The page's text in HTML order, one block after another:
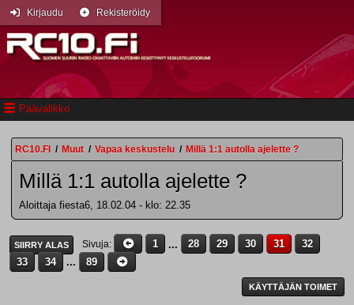
Päävalikko
Kirjaudu Rekisteröidy
RC10.FI / Muut / Vapaa keskustelu / Millä 1:1 autolla ajelette ?
Millä 1:1 autolla ajelette ?
Aloittaja fiesta6, 18.02.04 - klo: 22.35
SIIRRY ALAS Sivuja 1 ... 28 29 30 31
32
33
34 ... 89
KÄYTTÄJÄN TOIMET